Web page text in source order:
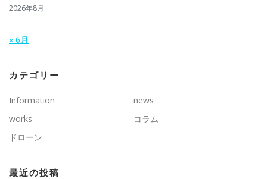
2026年8月
« 6月
カテゴリー
Information
news
works
コラム
ドローン
最近の投稿